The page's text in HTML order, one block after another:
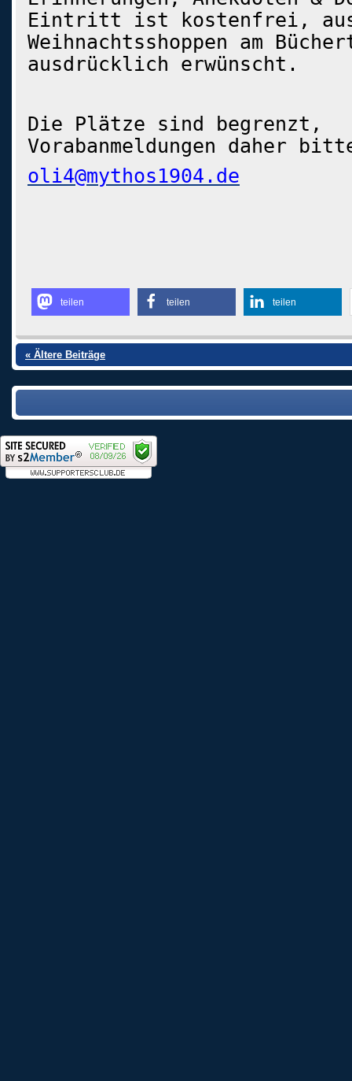
Eintritt ist kostenfrei,
Weihnachtsshoppen am
ausdrücklich erwünscht.
Die Plätze sind begrenzt,
Vorabanmeldungen daher
oli4@mythos1904.de
teilen teilen teilen
« Ältere Beiträge